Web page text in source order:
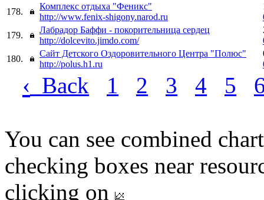
178.
Комплекс отдыха "Феникс"
http://www.fenix-shigony.narod.ru
179.
Лабрадор Баффи - покорительница сердец
http://dolcevito.jimdo.com/
180.
Сайт Детского Оздоровительного Центра "Полюс"
http://polus.h1.ru
‹ Back 1 2 3 4 5
You can see combined
checking boxes near
clicking on